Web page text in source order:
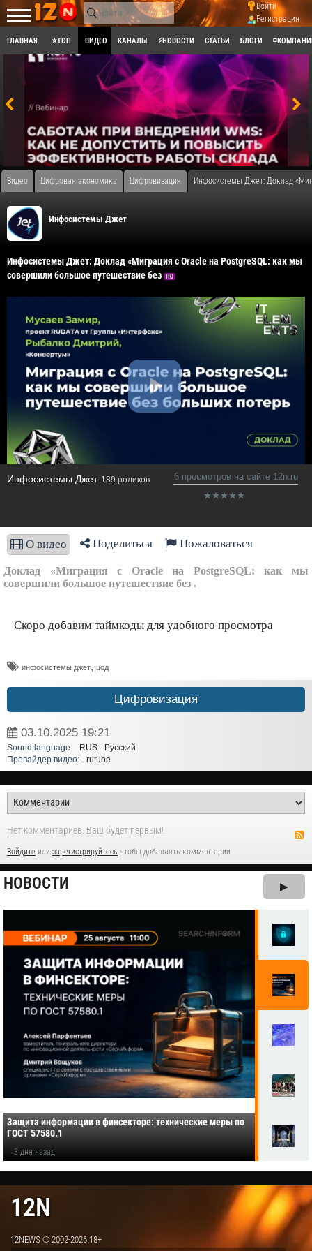
Войти
Регистрация
ГЛАВНАЯ ⭐ТОП ВИДЕО КАНАЛЫ ⚡НОВОСТИ СТАТЬИ БЛОГИ
Видео Цифровая экономика Цифровизация Инфосистемы Джет: Доклад
Инфосистемы Джет
Инфосистемы Джет: Доклад «Миграция с Oracle на PostgreSQL: как мы
совершили большое путешествие без
HD
Инфосистемы Джет 189 роликов 6 просмотров на сайте 12n.ru
О видео Поделиться Пожаловаться
Доклад «Миграция с Oracle на PostgreSQL: как мы
совершили большое путешествие без .
Скоро добавим таймкоды для удобного просмотра
инфосистемы джет, цод
Цифровизация
03.10.2025 19:21
Sound language:
RUS - Русский
Провайдер видео:
rutube
Нет комментариев. Ваш будет первым!
Войдите или зарегистрируйтесь чтобы добавлять комментарии
НОВОСТИ ▶
Защита информации в финсекторе: технические меры по
ГОСТ 57580.1
3 дня назад
12N
12NEWS © 2002-2026 18+